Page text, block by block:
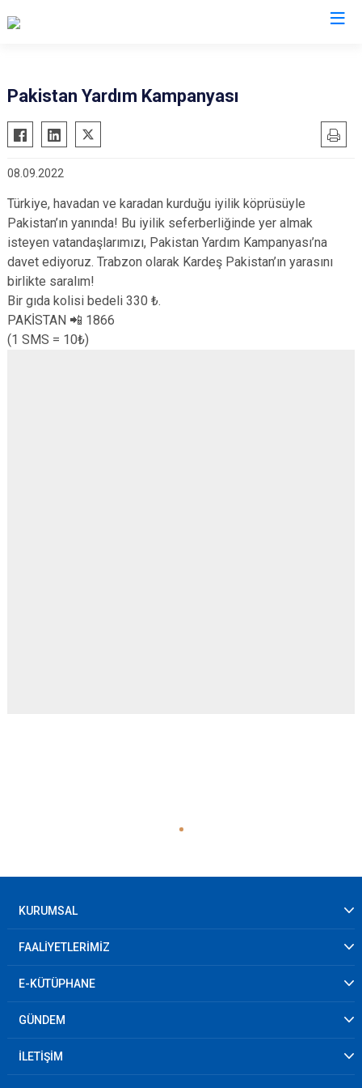
Pakistan Yardım Kampanyası
08.09.2022
Türkiye, havadan ve karadan kurduğu iyilik köprüsüyle
Pakistan’ın yanında! Bu iyilik seferberliğinde yer almak
isteyen vatandaşlarımızı, Pakistan Yardım Kampanyası’na
davet ediyoruz. Trabzon olarak Kardeş Pakistan’ın yarasını
birlikte saralım!
Bir gıda kolisi bedeli 330 ₺.
PAKİSTAN 📲 1866
(1 SMS = 10₺)
KURUMSAL
FAALİYETLERİMİZ
E-KÜTÜPHANE
GÜNDEM
İLETİŞİM